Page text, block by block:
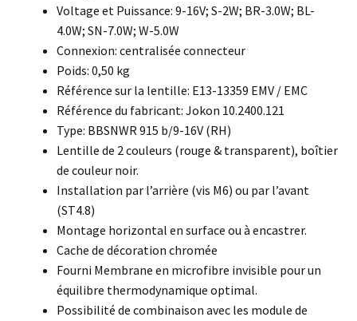
Voltage et Puissance: 9-16V; S-2W; BR-3.0W; BL-
4.0W; SN-7.0W; W-5.0W
Connexion: centralisée connecteur
Poids: 0,50 kg
Référence sur la lentille: E13-13359 EMV / EMC
Référence du fabricant: Jokon 10.2400.121
Type: BBSNWR 915 b/9-16V (RH)
Lentille de 2 couleurs (rouge & transparent), boîtier
de couleur noir.
Installation par l’arrière (vis M6) ou par l’avant
(ST4.8)
Montage horizontal en surface ou à encastrer.
Cache de décoration chromée
Fourni Membrane en microfibre invisible pour un
équilibre thermodynamique optimal.
Possibilité de combinaison avec les module de